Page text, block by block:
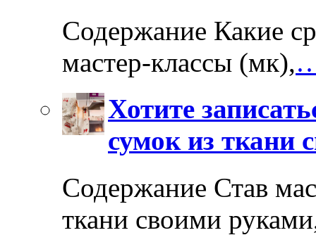
Содержание Какие
мастер-классы (мк),
Хотите
сумок из ткани
Содержание Став
ткани своими